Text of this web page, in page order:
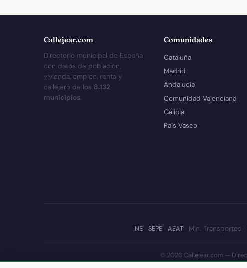
Callejear.com
Directorio municipal de España
con datos de población,
vivienda, empleo, renta y
callejero de los 8.132
municipios.
Comunidades
Cataluña
Madrid
Andalucía
Comunidad Valenciana
Galicia
País Vasco
INE · SEPE · AEAT · Min. Transportes
© 2026 Callejear.com —